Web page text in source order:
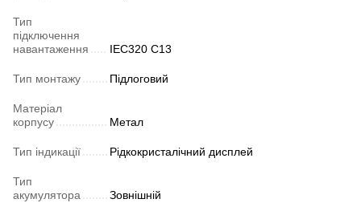
Тип
підключення
навантаження
IEC320 C13
Тип монтажу Підлоговий
Матеріал
корпусу
Метал
Тип індикації Рідкокристалічний дисплей
Тип
акумулятора
Зовнішній